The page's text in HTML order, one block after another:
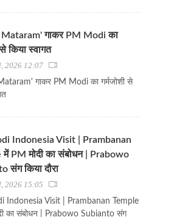
गाकर PM Modi का
से किया स्वागत
2026 12:07
गाकर PM Modi का गर्मजोशी से
Indonesia Visit | Prambanan
में PM मोदी का संबोधन | Prabowo
संग किया दौरा
2026 15:05
Indonesia Visit | Prambanan Temple
का संबोधन | Prabowo Subianto संग